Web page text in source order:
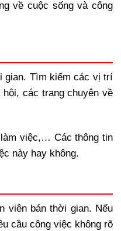
về cuộc sống và công
gian. Tìm kiếm các vị trí
các trang chuyên về
việc,… Các thông tin
này hay không.
viên bán thời gian. Nếu
cầu công việc không rõ